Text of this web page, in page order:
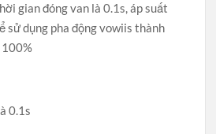
gian đóng van là 0.1s, áp suất
sử dụng pha động vowiis thành
100%
0.1s